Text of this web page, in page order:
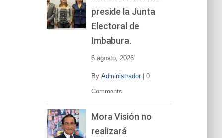
preside la Junta
Electoral de
Imbabura.
6 agosto, 2026
By Administrador| 0
Comments
Mora Visión no
realizará